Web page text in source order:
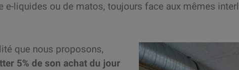
e-liquides ou de matos, toujours face aux mêmes
que nous proposons,
5% de son achat du jour